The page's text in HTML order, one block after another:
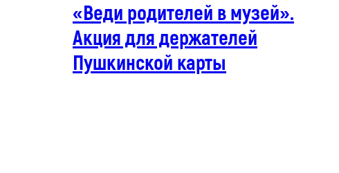
«Веди родителей в музей».
Акция для держателей
Пушкинской карты